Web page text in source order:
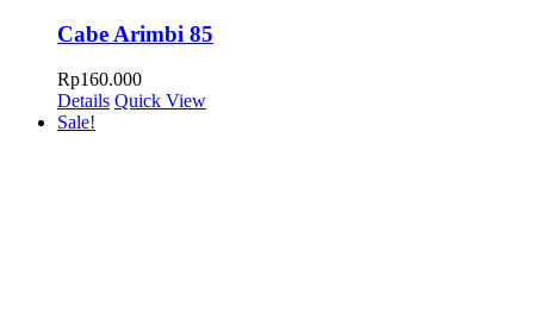
Cabe Arimbi 85
Rp160.000
Details Quick View
Sale!